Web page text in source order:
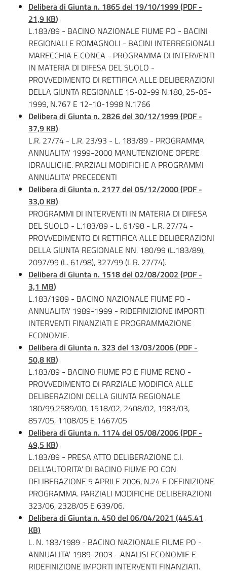
Leggi Atti Bandi
Piani Programmi
Progetti
Delibera di Giunta n. 1865 del 19/10/1999(PDF -
21,9 KB)
L.183/89 - BACINO NAZIONALE FIUME PO - BACINI
REGIONALI E ROMAGNOLI - BACINI INTERREGIONALI
MARECCHIA E CONCA - PROGRAMMA DI INTERVENTI
IN MATERIA DI DIFESA DEL SUOLO -
PROVVEDIMENTO DI RETTIFICA ALLE DELIBERAZIONI
DELLA GIUNTA REGIONALE 15-02-99 N.180, 25-05-
1999, N.767 E 12-10-1998 N.1766
Delibera di Giunta n. 2826 del 30/12/1999(PDF -
37,9 KB)
L.R. 27/74 - L.R. 23/93 - L. 183/89 - PROGRAMMA
ANNUALITA' 1999-2000 MANUTENZIONE OPERE
IDRAULICHE. PARZIALI MODIFICHE A PROGRAMMI
ANNUALITA' PRECEDENTI
Delibera di Giunta n. 2177 del 05/12/2000(PDF -
33,0 KB)
PROGRAMMI DI INTERVENTI IN MATERIA DI DIFESA
DEL SUOLO - L.183/89 - L. 61/98 - L.R. 27/74 -
PROVVEDIMENTO DI RETTIFICA ALLE DELIBERAZIONI
DELLA GIUNTA REGIONALE NN. 180/99 (L.183/89),
2097/99 (L. 61/98), 327/99 (L.R. 27/74).
Delibera di Giunta n. 1518 del 02/08/2002 (PDF -
3,1 MB)
L.183/1989 - BACINO NAZIONALE FIUME PO -
ANNUALITA' 1989-1999 - RIDEFINIZIONE IMPORTI
INTERVENTI FINANZIATI E PROGRAMMAZIONE
ECONOMIE.
Delibera di Giunta n. 323 del 13/03/2006(PDF -
50,8 KB)
L.183/89 - BACINO FIUME PO E FIUME RENO -
PROVVEDIMENTO DI PARZIALE MODIFICA ALLE
DELIBERAZIONI DELLA GIUNTA REGIONALE
180/99,2589/00, 1518/02, 2408/02, 1983/03,
857/05, 1108/05 E 1467/05
Delibera di Giunta n. 1174 del 05/08/2006(PDF -
49,5 KB)
L.183/89 - PRESA ATTO DELIBERAZIONE C.I.
DELL'AUTORITA' DI BACINO FIUME PO CON
DELIBERAZIONE 5 APRILE 2006, N.24 E DEFINIZIONE
PROGRAMMA. PARZIALI MODIFICHE DELIBERAZIONI
323/06, 2328/05 E 639/06.
Delibera di Giunta n. 450 del 06/04/2021 (445.41
KB)
L. N. 183/1989 - BACINO NAZIONALE FIUME PO -
ANNUALITA' 1989-2003 - ANALISI ECONOMIE E
RIDEFINIZIONE IMPORTI INTERVENTI FINANZIATI.